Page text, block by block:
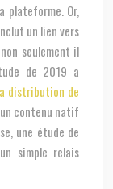
plateforme. Or,
un lien vers
seulement il
de 2019 a
distribution de
contenu natif
une étude de
simple relais